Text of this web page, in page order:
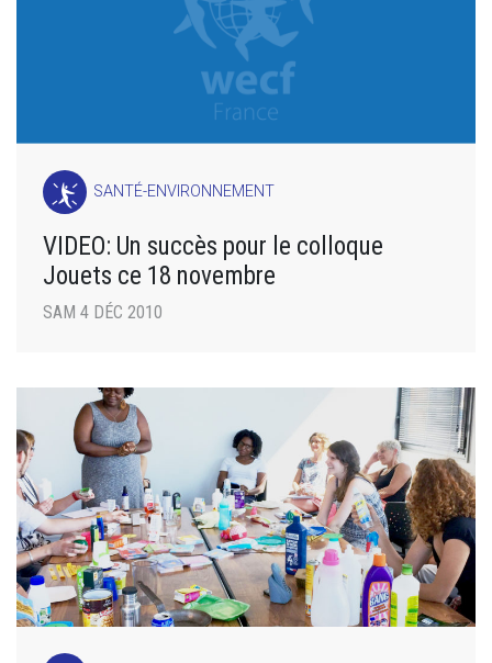
SANTÉ-ENVIRONNEMENT
VIDEO: Un succès pour le colloque
Jouets ce 18 novembre
SAM 4 DÉC 2010